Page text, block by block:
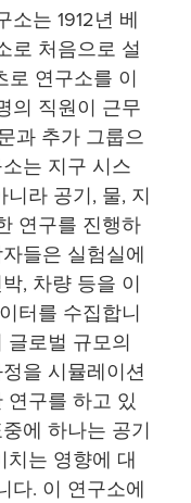
소는 1912년 베
로 처음으로 설
로 연구소를 이
의 직원이 근무
과 추가 그룹으
는 지구 시스
라 공기, 물, 지
연구를 진행하
들은 실험실에
, 차량 등을 이
터를 수집합니
글로벌 규모의
을 시뮬레이션
구를 하고 있
에 하나는 공기
치는 영향에 대
다. 이 연구소에